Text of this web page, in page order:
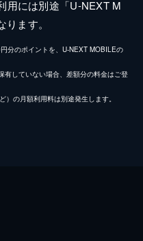
用には別途「U-NEXT M
ます。
分のポイントを、U-NEXT MOBILEの
有していない場合、差額分の料金はご登
の月額利用料は別途発生します。